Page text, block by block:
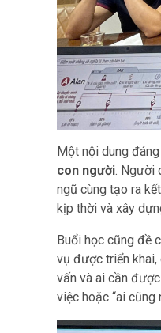
Một nội dung
con người. Người
ngũ cùng tạo ra
kịp thời và xây
Buổi học cũng đề
vụ được triển khai,
vấn và ai cần
việc hoặc “ai cũng